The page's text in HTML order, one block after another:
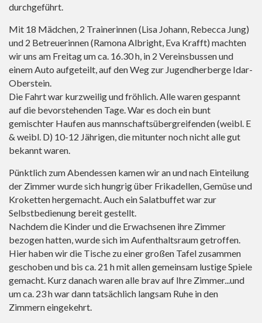
durchgeführt.
Mit 18 Mädchen, 2 Trainerinnen (Lisa Johann, Rebecca Jung)
und 2 Betreuerinnen (Ramona Albright, Eva Krafft) machten
wir uns am Freitag um ca. 16.30 h, in 2 Vereinsbussen und
einem Auto aufgeteilt, auf den Weg zur Jugendherberge Idar-
Oberstein.
Die Fahrt war kurzweilig und fröhlich. Alle waren gespannt
auf die bevorstehenden Tage. War es doch ein bunt
gemischter Haufen aus mannschaftsübergreifenden (weibl. E
& weibl. D) 10-12 Jährigen, die mitunter noch nicht alle gut
bekannt waren.
Pünktlich zum Abendessen kamen wir an und nach Einteilung
der Zimmer wurde sich hungrig über Frikadellen, Gemüse und
Kroketten hergemacht. Auch ein Salatbuffet war zur
Selbstbedienung bereit gestellt.
Nachdem die Kinder und die Erwachsenen ihre Zimmer
bezogen hatten, wurde sich im Aufenthaltsraum getroffen.
Hier haben wir die Tische zu einer großen Tafel zusammen
geschoben und bis ca. 21 h mit allen gemeinsam lustige Spiele
gemacht. Kurz danach waren alle brav auf Ihre Zimmer...und
um ca. 23 h war dann tatsächlich langsam Ruhe in den
Zimmern eingekehrt.